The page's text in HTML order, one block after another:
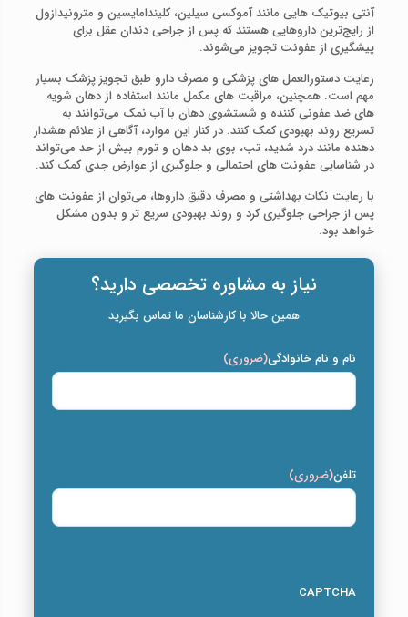
آنتی‌ بیوتیک‌ هایی مانند آموکسی‌ سیلین، کلیندامایسین و مترونیدازول
از رایج‌ترین داروهایی هستند که پس از جراحی دندان عقل برای
پیشگیری از عفونت تجویز می‌شوند.
رعایت دستورالعمل‌ های پزشکی و مصرف دارو طبق تجویز پزشک بسیار
مهم است. همچنین، مراقبت‌ های مکمل مانند استفاده از دهان‌ شویه‌
های ضد عفونی‌ کننده و شستشوی دهان با آب نمک می‌توانند به
تسریع روند بهبودی کمک کنند. در کنار این موارد، آگاهی از علائم هشدار
دهنده مانند درد شدید، تب، بوی بد دهان و تورم بیش از حد می‌تواند
در شناسایی عفونت‌ های احتمالی و جلوگیری از عوارض جدی کمک کند.
با رعایت نکات بهداشتی و مصرف دقیق داروها، می‌توان از عفونت‌ های
پس از جراحی جلوگیری کرد و روند بهبودی سریع‌ تر و بدون مشکل
خواهد بود.
نیاز به مشاوره تخصصی دارید؟
همین حالا با کارشناسان ما تماس بگیرید
نام و نام خانوادگی(ضروری)
تلفن(ضروری)
CAPTCHA